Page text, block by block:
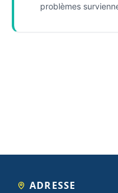
problèmes
ADRESSE